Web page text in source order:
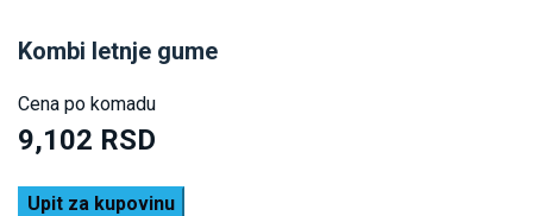
Kombi letnje gume
Cena po komadu
9,102 RSD
Upit za kupovinu